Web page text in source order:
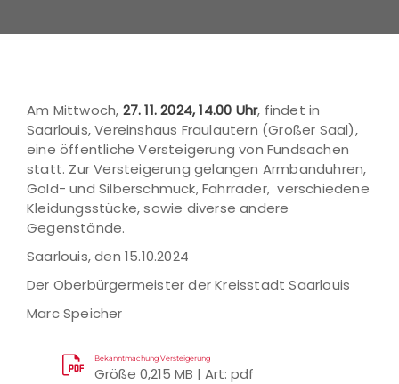
Am Mittwoch, 27. 11. 2024, 14.00 Uhr, findet in
Saarlouis, Vereinshaus Fraulautern (Großer Saal),
eine öffentliche Versteigerung von Fundsachen
statt. Zur Versteigerung gelangen Armbanduhren,
Gold- und Silberschmuck, Fahrräder, verschiedene
Kleidungsstücke, sowie diverse andere
Gegenstände.
Saarlouis, den 15.10.2024
Der Oberbürgermeister der Kreisstadt Saarlouis
Marc Speicher
Bekanntmachung Versteigerung
Größe 0,215 MB | Art: pdf